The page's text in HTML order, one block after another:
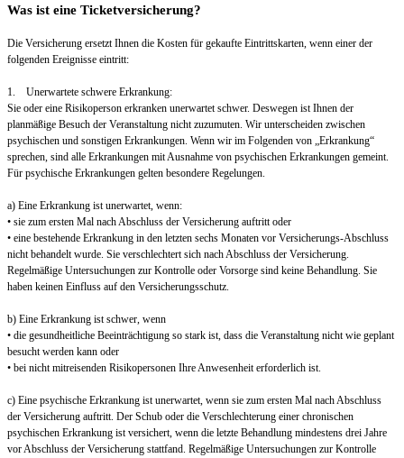
Was ist eine Ticketversicherung?
Die Versicherung ersetzt Ihnen die Kosten für gekaufte Eintrittskarten, wenn einer der
folgenden Ereignisse eintritt:
1. Unerwartete schwere Erkrankung:
Sie oder eine Risikoperson erkranken unerwartet schwer. Deswegen ist Ihnen der
planmäßige Besuch der Veranstaltung nicht zuzumuten. Wir unterscheiden zwischen
psychischen und sonstigen Erkrankungen. Wenn wir im Folgenden von „Erkrankung“
sprechen, sind alle Erkrankungen mit Ausnahme von psychischen Erkrankungen gemeint.
Für psychische Erkrankungen gelten besondere Regelungen.
a) Eine Erkrankung ist unerwartet, wenn:
• sie zum ersten Mal nach Abschluss der Versicherung auftritt oder
• eine bestehende Erkrankung in den letzten sechs Monaten vor Versicherungs-Abschluss
nicht behandelt wurde. Sie verschlechtert sich nach Abschluss der Versicherung.
Regelmäßige Untersuchungen zur Kontrolle oder Vorsorge sind keine Behandlung. Sie
haben keinen Einfluss auf den Versicherungsschutz.
b) Eine Erkrankung ist schwer, wenn
• die gesundheitliche Beeinträchtigung so stark ist, dass die Veranstaltung nicht wie geplant
besucht werden kann oder
• bei nicht mitreisenden Risikopersonen Ihre Anwesenheit erforderlich ist.
c) Eine psychische Erkrankung ist unerwartet, wenn sie zum ersten Mal nach Abschluss
der Versicherung auftritt. Der Schub oder die Verschlechterung einer chronischen
psychischen Erkrankung ist versichert, wenn die letzte Behandlung mindestens drei Jahre
vor Abschluss der Versicherung stattfand. Regelmäßige Untersuchungen zur Kontrolle